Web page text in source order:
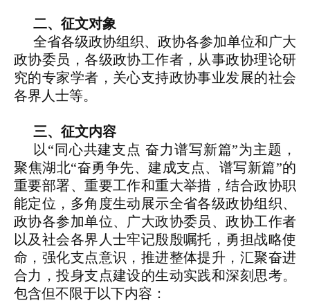
二、征文对象
全省各级政协组织、政协各参加单位和广大
政协委员，各级政协工作者，从事政协理论研
究的专家学者，关心支持政协事业发展的社会
各界人士等。
三、征文内容
以“同心共建支点 奋力谱写新篇”为主题，
聚焦湖北“奋勇争先、建成支点、谱写新篇”的
重要部署、重要工作和重大举措，结合政协职
能定位，多角度生动展示全省各级政协组织、
政协各参加单位、广大政协委员、政协工作者
以及社会各界人士牢记殷殷嘱托，勇担战略使
命，强化支点意识，推进整体提升，汇聚奋进
合力，投身支点建设的生动实践和深刻思考。
包含但不限于以下内容：